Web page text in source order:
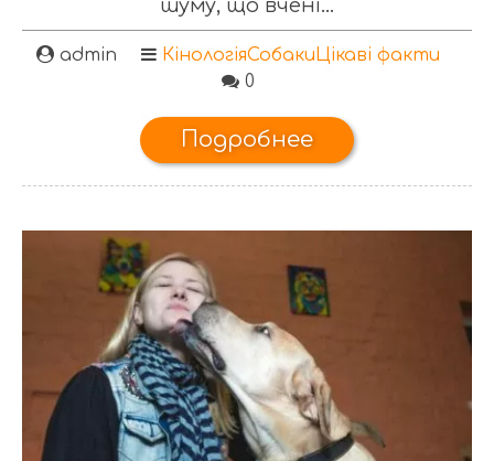
шуму, що вчені...
admin КінологіяСобаки Цікаві факти
0
Подробнее